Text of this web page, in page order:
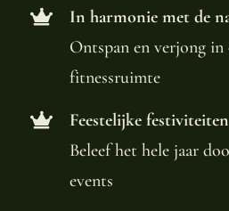
In harmonie met de
Ontspan en verjong in
fitnessruimte
Feestelijke festiviteiten
Beleef het hele jaar
events